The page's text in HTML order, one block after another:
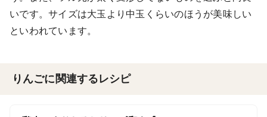
いです。サイズは大玉より中玉くらいのほうが美味しい
といわれています。
りんごに関連するレシピ